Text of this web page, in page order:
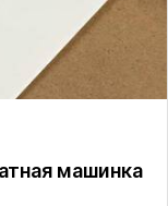
машинка